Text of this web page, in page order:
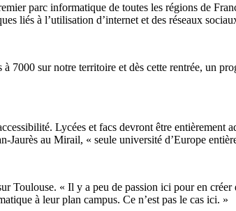
parc informatique de toutes les régions de
liés à l’utilisation d’internet et des réseaux
7000 sur notre territoire et dès cette rentrée, un
Lycées et facs devront être entièrement
Jaurès au Mirail, « seule université d’Europe
Toulouse. « Il y a peu de passion ici pour en
à leur plan campus. Ce n’est pas le cas ici. »